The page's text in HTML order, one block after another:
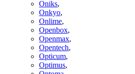
Oniks,
Onkyo,
Onlime,
Openbox,
Openmax,
Opentech,
Opticum,
Optimus,